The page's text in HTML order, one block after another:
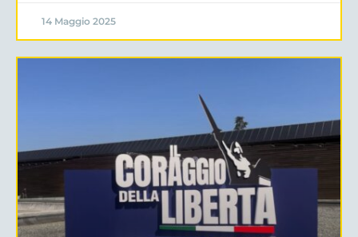
14 Maggio 2025